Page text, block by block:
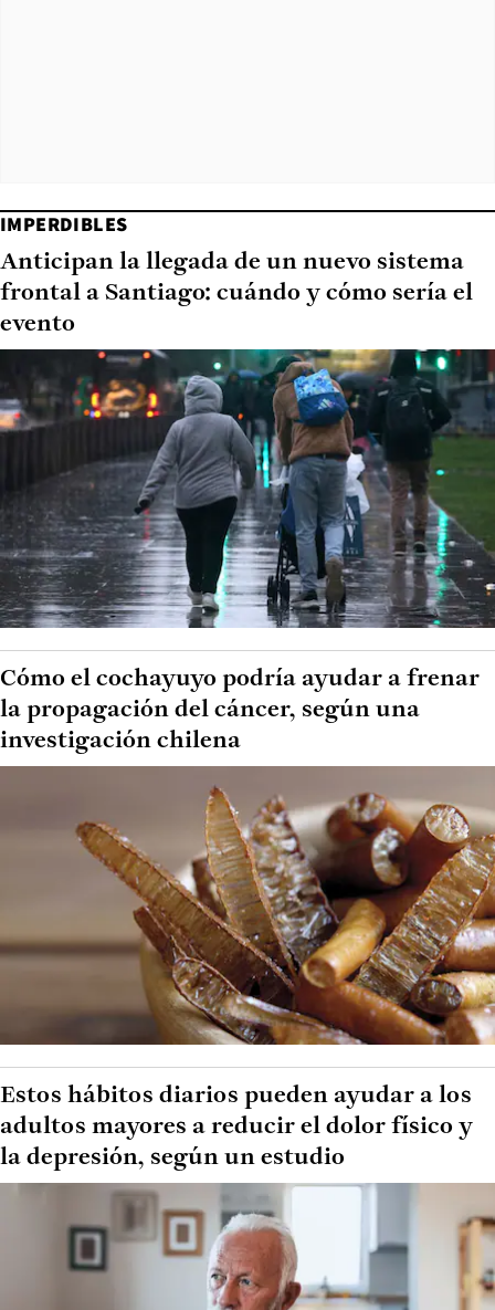
IMPERDIBLES
Anticipan la llegada de un nuevo sistema
frontal a Santiago: cuándo y cómo sería el
evento
Cómo el cochayuyo podría ayudar a frenar
la propagación del cáncer, según una
investigación chilena
Estos hábitos diarios pueden ayudar a los
adultos mayores a reducir el dolor físico y
la depresión, según un estudio